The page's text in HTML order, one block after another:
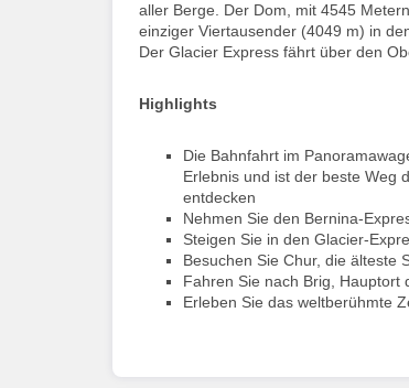
aller Berge. Der Dom, mit 4545
einziger Viertausender (4049 m) in
Der Glacier Express fährt über den
Highlights
Die Bahnfahrt im
Erlebnis und ist der beste Weg
entdecken
Nehmen Sie den Bernina-
Steigen Sie in den Glacier-
Besuchen Sie Chur, die älteste
Fahren Sie nach Brig, Hauptort
Erleben Sie das weltberühmte